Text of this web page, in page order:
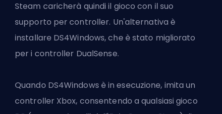
Steam caricherà quindi il gioco con il suo
supporto per controller. Un'alternativa è
installare DS4Windows, che è stato migliorato
per i controller DualSense.
Quando DS4Windows è in esecuzione, imita un
controller Xbox, consentendo a qualsiasi gioco